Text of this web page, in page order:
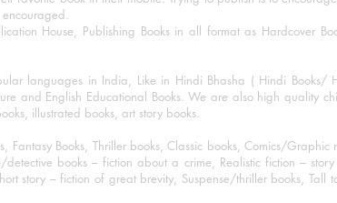
House, Publishing Books in all format as Hardcover
languages in India, Like in Hindi Bhasha ( Hindi Books/
and English Educational Books. We are also high quality
illustrated books, art story books.
Fantasy Books, Thriller books, Classic books, Comics/
books – fiction about a crime, Realistic fiction –
story – fiction of great brevity, Suspense/thriller books, Tall